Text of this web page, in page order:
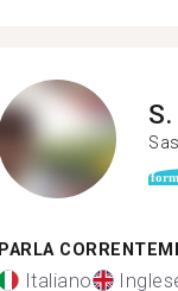
S.
PARLA
Italiano